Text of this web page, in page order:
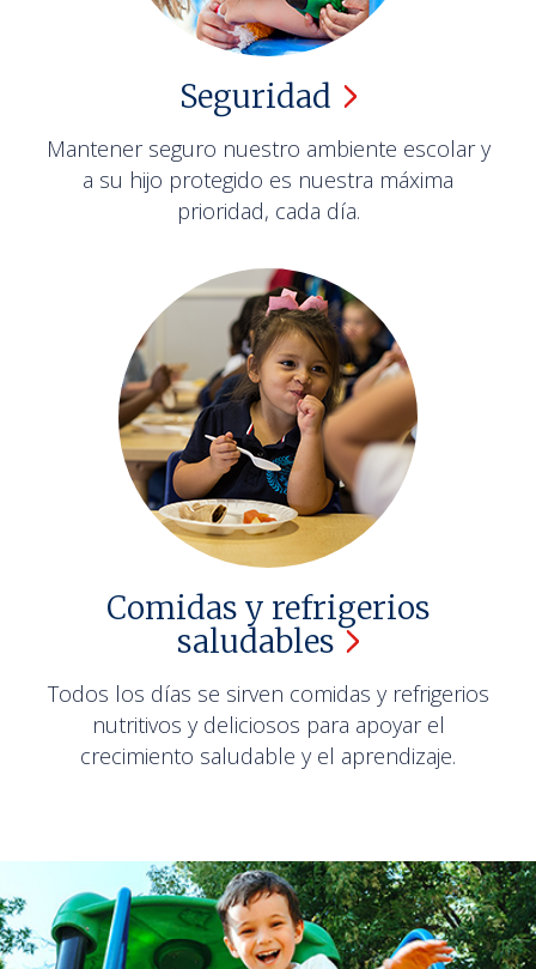
Seguridad
Mantener seguro nuestro ambiente escolar y
a su hijo protegido es nuestra máxima
prioridad, cada día.
Comidas y refrigerios
saludables
Todos los días se sirven comidas y refrigerios
nutritivos y deliciosos para apoyar el
crecimiento saludable y el aprendizaje.